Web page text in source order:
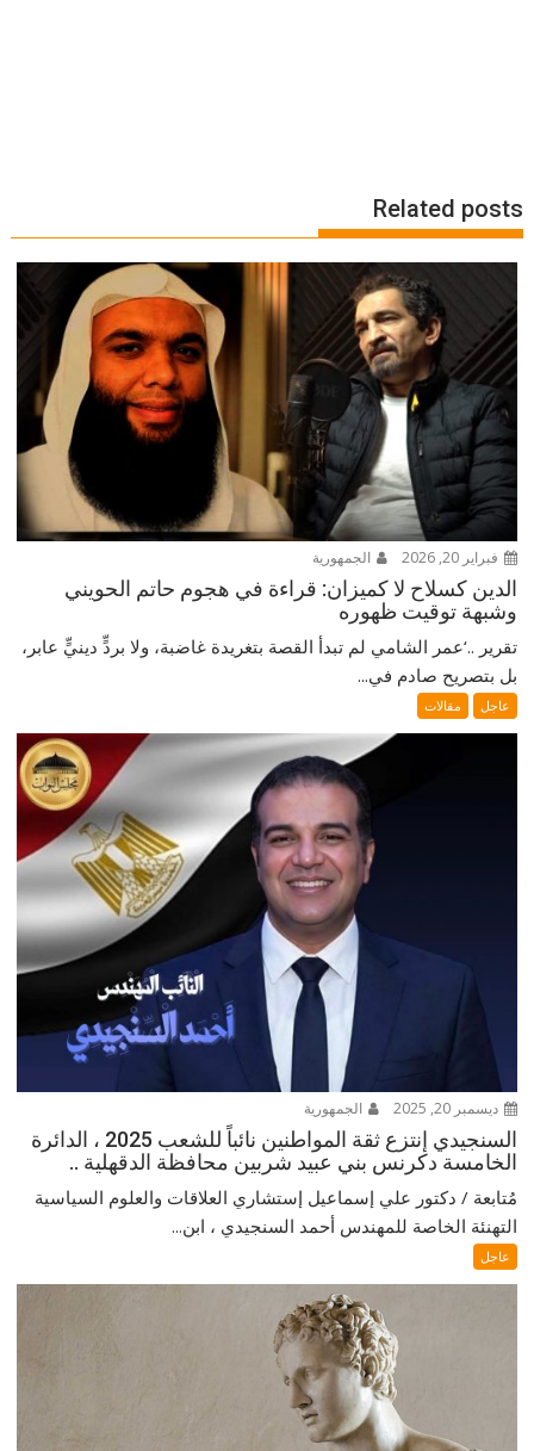
Related posts
فبراير 20, 2026 الجمهورية
الدين كسلاح لا كميزان: قراءة في هجوم حاتم الحويني
وشبهة توقيت ظهوره
تقرير ..‘عمر الشامي لم تبدأ القصة بتغريدة غاضبة، ولا بردٍّ دينيٍّ عابر،
بل بتصريح صادم في...
عاجل مقالات
ديسمبر 20, 2025 الجمهورية
السنجيدي إنتزع ثقة المواطنين نائباً للشعب 2025 ، الدائرة
الخامسة دكرنس بني عبيد شربين محافظة الدقهلية ..
مُتابعة / دكتور علي إسماعيل إستشاري العلاقات والعلوم السياسية
التهنئة الخاصة للمهندس أحمد السنجيدي ، ابن...
عاجل